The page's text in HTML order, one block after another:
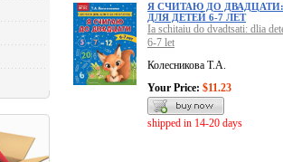
Я СЧИТАЮ ДО ДВАДЦАТИ:
ДЛЯ ДЕТЕЙ 6-7 ЛЕТ
Ia schitaiu do dvadtsati: dlia
6-7 let
Колесникова Т.А.
Your Price: $11.23
shipped in 14-20 days